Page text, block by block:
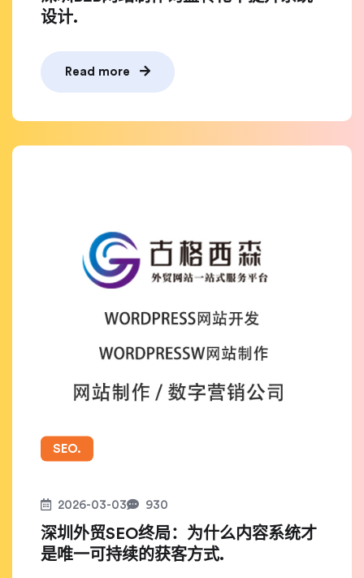
设计.
Read more
SEO.
2026-03-03 930
深圳外贸SEO终局：为什么内容系统才
是唯一可持续的获客方式.